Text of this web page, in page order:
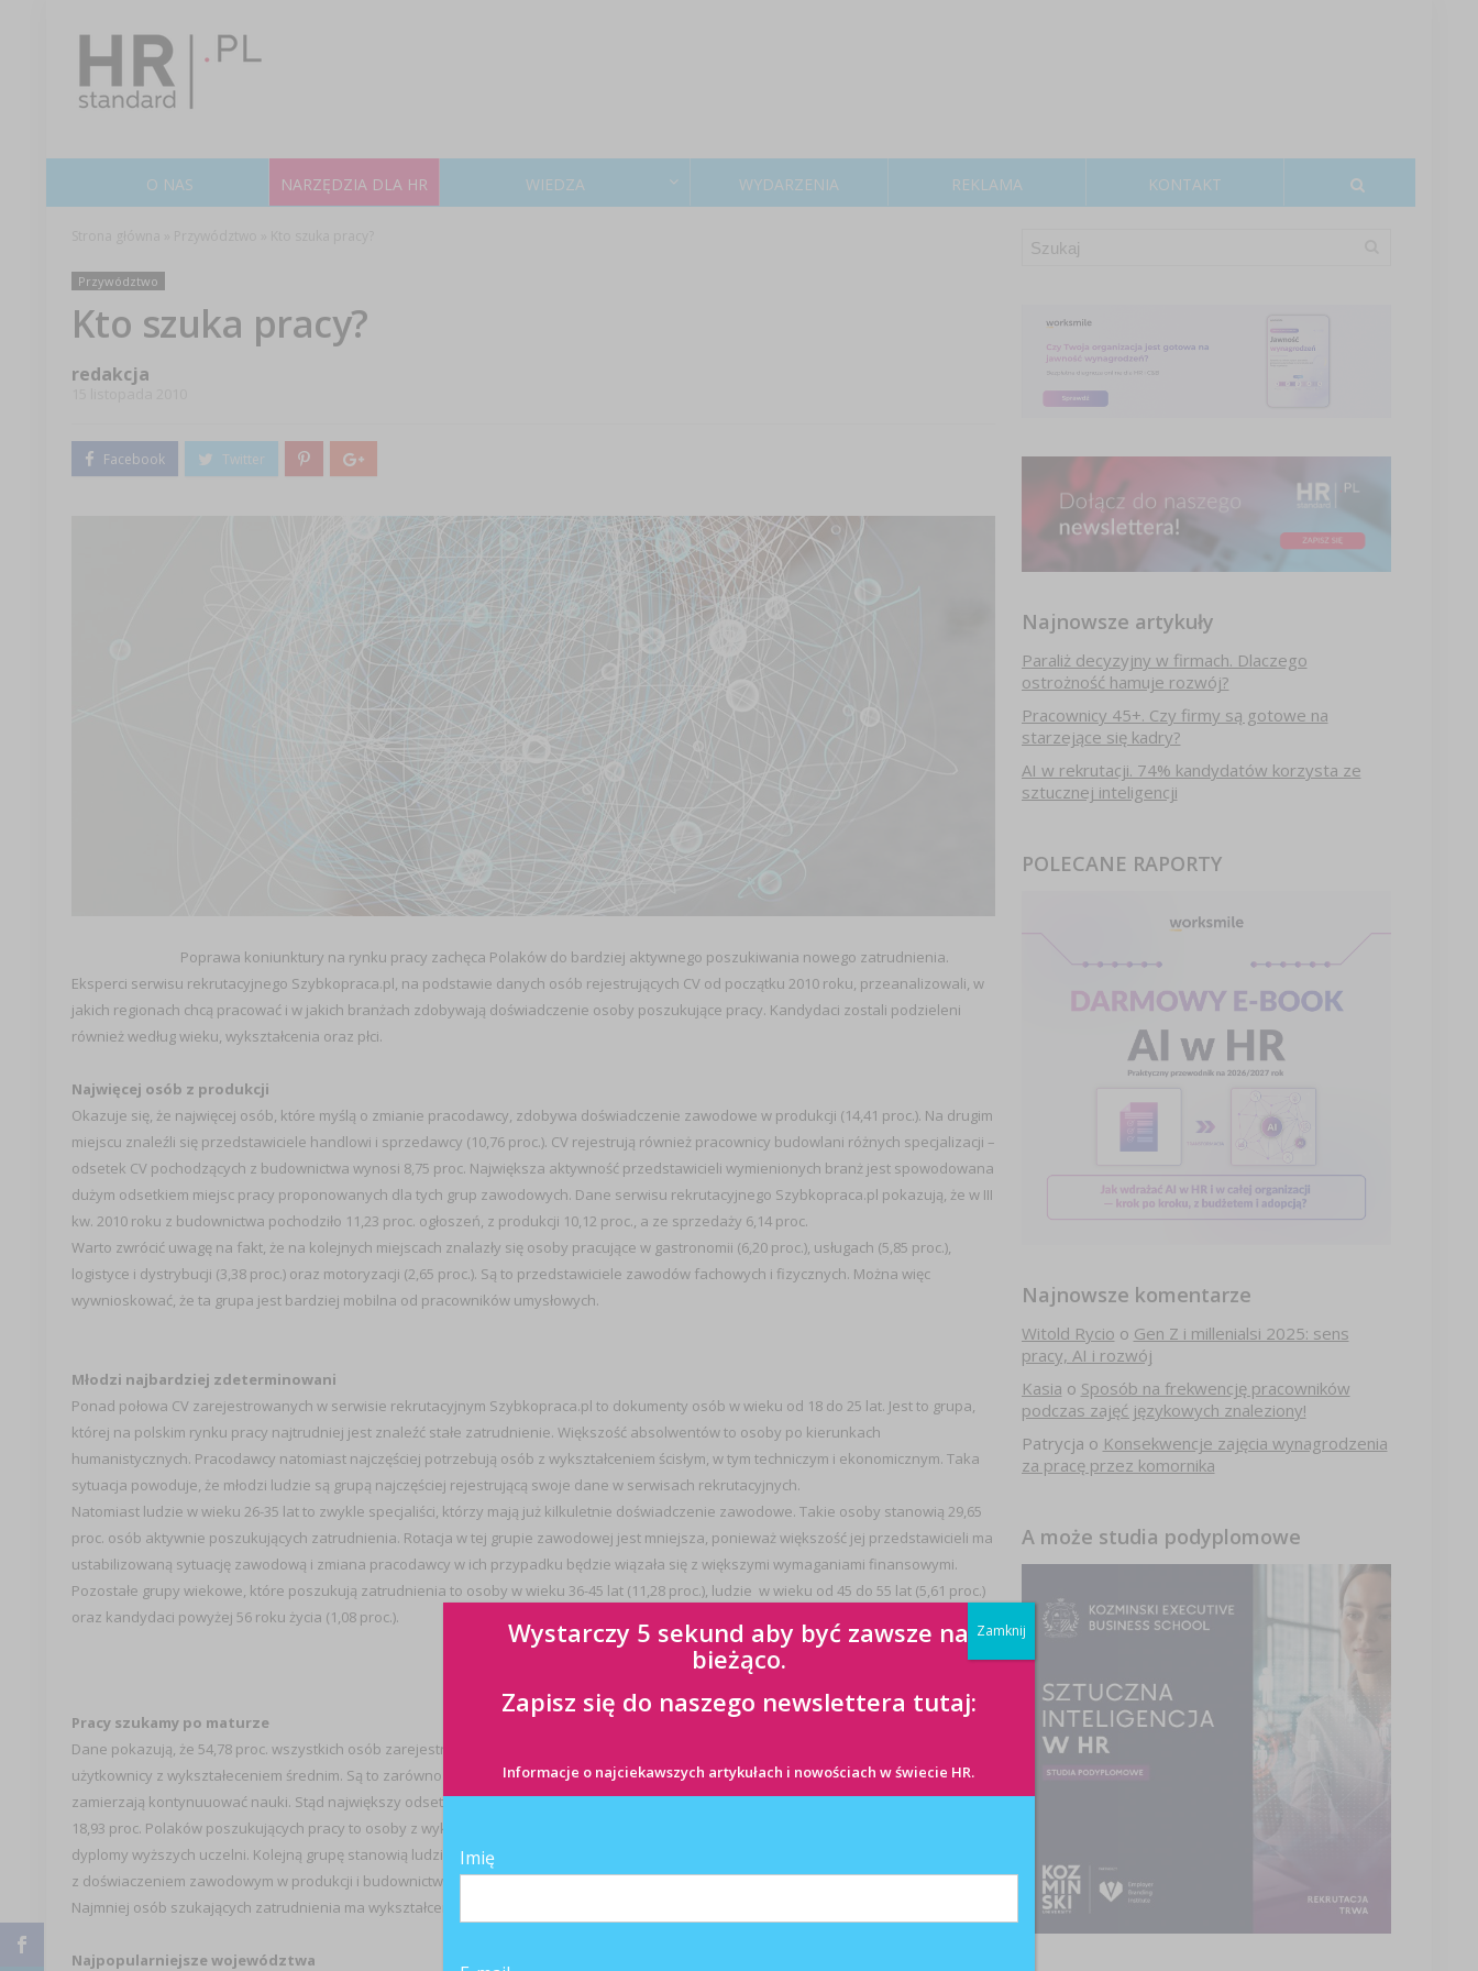
O NAS NARZĘDZIA DLA HR WIEDZA WYDARZENIA REKLAMA KONTAKT
Przywództwo
Kto szuka pracy?
redakcja
Poprawa koniunktury na rynku pracy zachęca Polaków do bardziej aktywnego poszukiwania nowego zatrudnienia.
Eksperci serwisu rekrutacyjnego Szybkopraca.pl, na podstawie danych osób rejestrujących CV od początku 2010 roku, przeanalizowali, w
jakich regionach chcą pracować i w jakich branżach zdobywają doświadczenie osoby poszukujące pracy. Kandydaci zostali podzieleni
również według wieku, wykształcenia oraz płci.
Najwięcej osób z produkcji
Okazuje się, że najwięcej osób, które myślą o zmianie pracodawcy, zdobywa doświadczenie zawodowe w produkcji (14,41 proc.). Na drugim
miejscu znaleźli się przedstawiciele handlowi i sprzedawcy (10,76 proc.). CV rejestrują również pracownicy budowlani różnych specjalizacji –
odsetek CV pochodzących z budownictwa wynosi 8,75 proc. Największa aktywność przedstawicieli wymienionych branż jest spowodowana
dużym odsetkiem miejsc pracy proponowanych dla tych grup zawodowych. Dane serwisu rekrutacyjnego Szybkopraca.pl pokazują, że w III
kw. 2010 roku z budownictwa pochodziło 11,23 proc. ogłoszeń, z produkcji 10,12 proc., a ze sprzedaży 6,14 proc.
Warto zwrócić uwagę na fakt, że na kolejnych miejscach znalazły się osoby pracujące w gastronomii (6,20 proc.), usługach (5,85 proc.),
logistyce i dystrybucji (3,38 proc.) oraz motoryzacji (2,65 proc.). Są to przedstawiciele zawodów fachowych i fizycznych. Można więc
wywnioskować, że ta grupa jest bardziej mobilna od pracowników umysłowych.
Młodzi najbardziej zdeterminowani
Ponad połowa CV zarejestrowanych w serwisie rekrutacyjnym Szybkopraca.pl to dokumenty osób w wieku od 18 do 25 lat. Jest to grupa,
której na polskim rynku pracy najtrudniej jest znaleźć stałe zatrudnienie. Większość absolwentów to osoby po kierunkach
humanistycznych. Pracodawcy natomiast najczęściej potrzebują osób z wykształceniem ścisłym, w tym techniczym i ekonomicznym. Taka
sytuacja powoduje, że młodzi ludzie są grupą najczęściej rejestrującą swoje dane w serwisach rekrutacyjnych.
Natomiast ludzie w wieku 26-35 lat to zwykle specjaliści, którzy mają już kilkuletnie doświadczenie zawodowe. Takie osoby stanowią 29,65
proc. osób aktywnie poszukujących zatrudnienia. Rotacja w tej grupie zawodowej jest mniejsza, ponieważ większość jej przedstawicieli ma
ustabilizowaną sytuację zawodową i zmiana pracodawcy w ich przypadku będzie wiązała się z większymi wymaganiami finansowymi.
Pozostałe grupy wiekowe, które poszukują zatrudnienia to osoby w wieku 36-45 lat (11,28 proc.), ludzie w wieku od 45 do 55 lat (5,61 proc.)
oraz kandydaci powyżej 56 roku życia (1,08 proc.).
Pracy szukamy po maturze
Dane pokazują, że 54,78 proc. wszystkich osób zarejestrowanych od początku 2010 roku w serwisie Szybkopraca.pl stanowoią
użytkownicy z wykształeceniem średnim. Są to zarówno osoby studiujące zaocznie lub wieczorowo, jak i młodzi ludzie, którzy nie
zamierzają kontynuuować nauki. Stąd największy odsetek osób z wykształceniem średnim.
18,93 proc. Polaków poszukujących pracy to osoby z wykształceniem wyższym. Są to najczęściej młodzi ludzie, którzy niedawno uzyskali
dyplomy wyższych uczelni. Kolejną grupę stanowią ludzie z wykształceniem zawodowym (16,46 proc.), do których najczęściej należą osoby
z doświaczeniem zawodowym w produkcji i budownictwie.
Najmniej osób szukających zatrudnienia ma wykształcenie gimnazjalne (6,63 proc.) i podstawowe (3,20 proc.).
Najpopularniejsze województwa
Najnowsze artykuły
Paraliż decyzyjny w firmach. Dlaczego
ostrożność hamuje rozwój?
Pracownicy 45+. Czy firmy są gotowe na
starzejące się kadry?
AI w rekrutacji. 74% kandydatów korzysta ze
sztucznej inteligencji
POLECANE RAPORTY
Najnowsze komentarze
Witold Rycio o Gen Z i millenialsi 2025: sens
pracy, AI i rozwój
Kasia o Sposób na frekwencję pracowników
podczas zajęć językowych znaleziony!
Patrycja o Konsekwencje zajęcia wynagrodzenia
za pracę przez komornika
A może studia podyplomowe
Wystarczy 5 sekund aby być zawsze na
bieżąco.
Zapisz się do naszego newslettera tutaj:
Informacje o najciekawszych artykułach i nowościach w świecie HR.
Imię
Zamknij